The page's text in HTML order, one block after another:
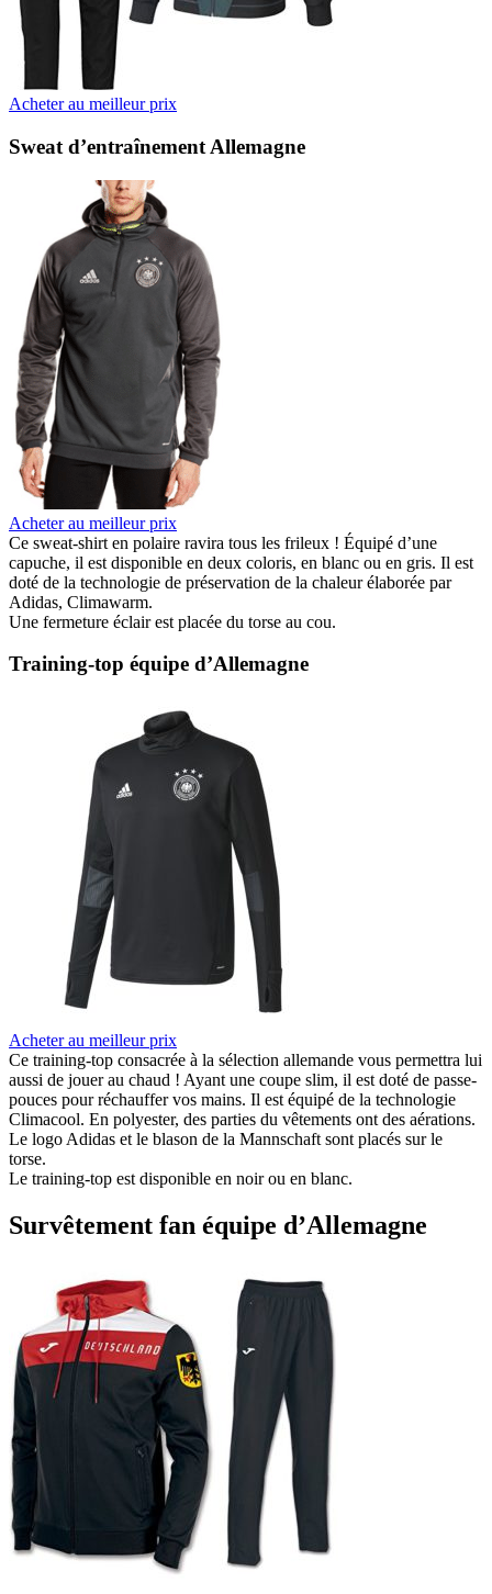
Acheter au meilleur prix
Sweat d’entraînement Allemagne
Acheter au meilleur prix
Ce sweat-shirt en polaire ravira tous les frileux ! Équipé d’une
capuche, il est disponible en deux coloris, en blanc ou en gris. Il est
doté de la technologie de préservation de la chaleur élaborée par
Adidas, Climawarm.
Une fermeture éclair est placée du torse au cou.
Training-top équipe d’Allemagne
Acheter au meilleur prix
Ce training-top consacrée à la sélection allemande vous permettra lui
aussi de jouer au chaud ! Ayant une coupe slim, il est doté de passe-
pouces pour réchauffer vos mains. Il est équipé de la technologie
Climacool. En polyester, des parties du vêtements ont des aérations.
Le logo Adidas et le blason de la Mannschaft sont placés sur le
torse.
Le training-top est disponible en noir ou en blanc.
Survêtement fan équipe d’Allemagne